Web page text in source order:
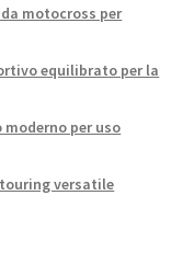
da motocross per
equilibrato per la
moderno per uso
versatile